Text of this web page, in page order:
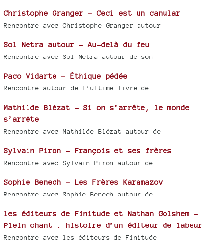
Christophe Granger - Ceci est un canular
Rencontre avec Christophe Granger autour
Sol Netra autour - Au-delà du feu
Rencontre avec Sol Netra autour de son
Paco Vidarte - Éthique pédée
Rencontre autour de l’ultime livre de
Mathilde Blézat - Si on s’arrête, le monde
s’arrête
Rencontre avec Mathilde Blézat autour de
Sylvain Piron - François et ses frères
Rencontre avec Sylvain Piron autour de
Sophie Benech - Les Frères Karamazov
Rencontre avec Sophie Benech autour de
les éditeurs de Finitude et Nathan Golshem -
Plein chant : histoire d’un éditeur de labeur
Rencontre avec les éditeurs de Finitude